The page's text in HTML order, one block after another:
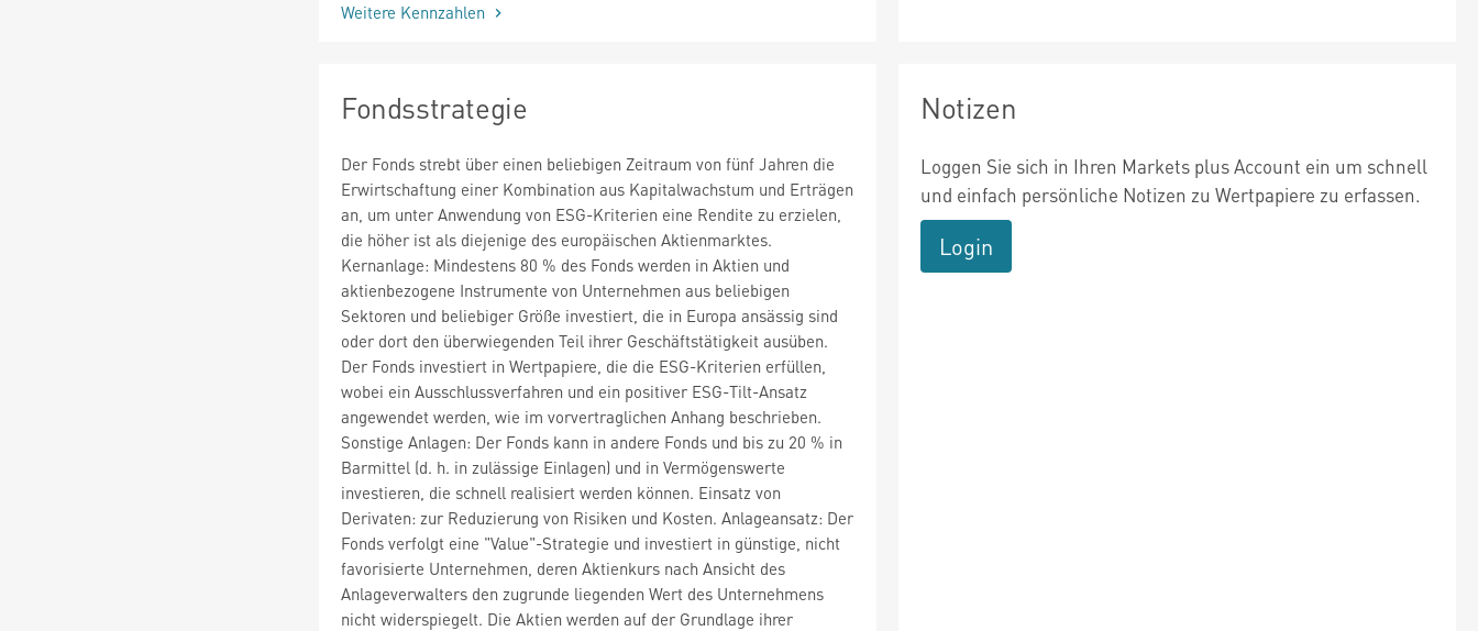
Weitere Kennzahlen
Fondsstrategie
Der Fonds strebt über einen beliebigen Zeitraum von fünf Jahren die
Erwirtschaftung einer Kombination aus Kapitalwachstum und Erträgen
an, um unter Anwendung von ESG-Kriterien eine Rendite zu erzielen,
die höher ist als diejenige des europäischen Aktienmarktes.
Kernanlage: Mindestens 80 % des Fonds werden in Aktien und
aktienbezogene Instrumente von Unternehmen aus beliebigen
Sektoren und beliebiger Größe investiert, die in Europa ansässig sind
oder dort den überwiegenden Teil ihrer Geschäftstätigkeit ausüben.
Der Fonds investiert in Wertpapiere, die die ESG-Kriterien erfüllen,
wobei ein Ausschlussverfahren und ein positiver ESG-Tilt-Ansatz
angewendet werden, wie im vorvertraglichen Anhang beschrieben.
Sonstige Anlagen: Der Fonds kann in andere Fonds und bis zu 20 % in
Barmittel (d. h. in zulässige Einlagen) und in Vermögenswerte
investieren, die schnell realisiert werden können. Einsatz von
Derivaten: zur Reduzierung von Risiken und Kosten. Anlageansatz: Der
Fonds verfolgt eine "Value"-Strategie und investiert in günstige, nicht
favorisierte Unternehmen, deren Aktienkurs nach Ansicht des
Anlageverwalters den zugrunde liegenden Wert des Unternehmens
nicht widerspiegelt. Die Aktien werden auf der Grundlage ihrer
Notizen
Loggen Sie sich in Ihren Markets plus Account ein um schnell
und einfach persönliche Notizen zu Wertpapiere zu erfassen.
Login